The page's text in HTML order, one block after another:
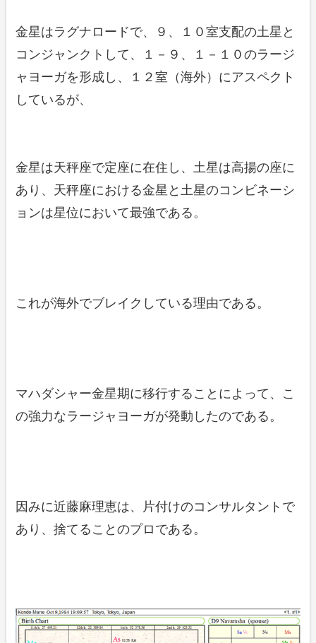
金星はラグナロードで、９、１０室支配の土星と
コンジャンクトして、１－９、１－１０のラージ
ャヨーガを形成し、１２室（海外）にアスペクト
しているが、
金星は天秤座で定座に在住し、土星は高揚の座に
あり、天秤座における金星と土星のコンビネーシ
ョンは星位において最強である。
これが海外でブレイクしている理由である。
マハダシャー金星期に移行することによって、こ
の強力なラージャヨーガが発動したのである。
因みに近藤麻理恵は、片付けのコンサルタントで
あり、捨てることのプロである。